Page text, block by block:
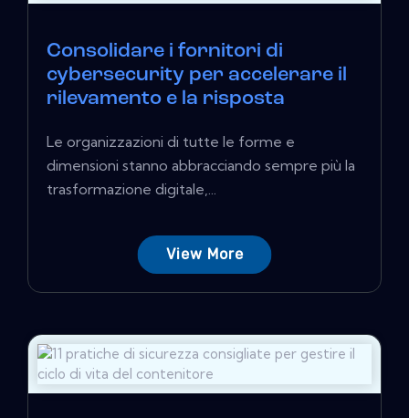
Consolidare i fornitori di
cybersecurity per accelerare il
rilevamento e la risposta
Le organizzazioni di tutte le forme e
dimensioni stanno abbracciando sempre più la
trasformazione digitale,...
View More